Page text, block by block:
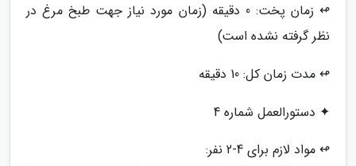
↫ زمان پخت: 0 دقیقه (زمان مورد نیاز جهت طبخ مرغ در
نظر گرفته نشده است)
↫ مدت زمان کل: 10 دقیقه
✦ دستورالعمل شماره 4
↫ مواد لازم برای 4-2 نفر: